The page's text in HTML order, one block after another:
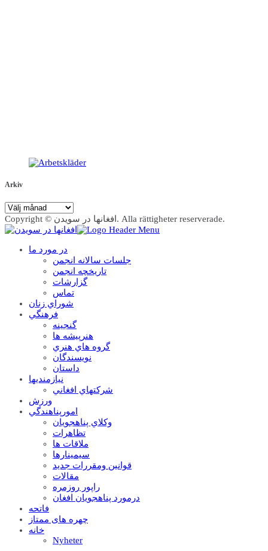
Arkiv
Arkiv
Copyright © افغانها در سویدن. Alla rättigheter reserverade.
در مورد ما
جلسات سالانه انجمن
تاریخچه انجمن
گزارشات
تماس
شوراي زنان
فرهنگي
گنجينه
هنرپيشه ها
گروه هاي هنري
نويسندگان
داستان
نيازمنديها
شرکتهاي افغاني
ورزش
امورپناهندگي
وکلاي پناهجويان
تظاهرات
ملاقات ها
سيمينارها
قوانين ومقررات جديد
مقالات
راپور روزمره
درمورد پناهجويان افغان
فاتحه
چهره های ممتاز
خانه
Nyheter